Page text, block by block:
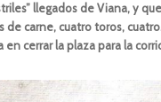
llegados de Viana, y
carne, cuatro toros,
cerrar la plaza para la